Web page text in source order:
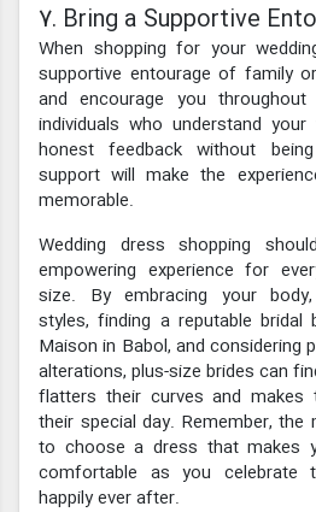
7. Bring a Supportive
When shopping for your
supportive entourage of family
and encourage you
individuals who understand
honest feedback without
support will make the
memorable.
Wedding dress shopping
empowering experience for
size. By embracing your
styles, finding a reputable bridal
Maison in Babol, and considering
alterations, plus-size brides can
flatters their curves and
their special day. Remember,
to choose a dress that makes
comfortable as you celebrate
happily ever after.